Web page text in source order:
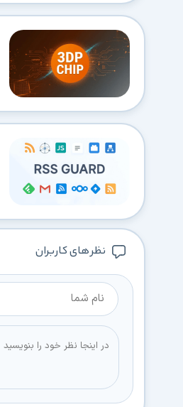
نظر های کاربران